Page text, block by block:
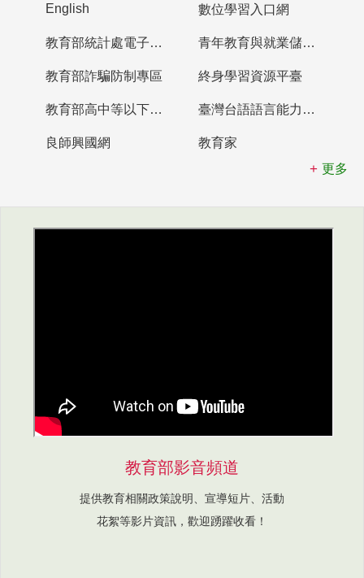
English 數位學習入口網
教育部統計處電子書櫃 青年教育與就業儲蓄帳戶
教育部詐騙防制專區 終身學習資源平臺
教育部高中等以下學校及幼兒園教師資格檢定考試 臺灣台語語言能力認證網站
良師興國網
教育家
更多
教育部影音頻道
提供教育相關政策說明、宣導短片、活動
花絮等影片資訊，歡迎踴躍收看！